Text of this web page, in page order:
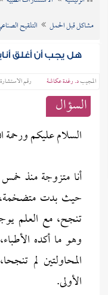
مشاكل قبل الحمل
التلقيح
هل يجب أن أغلق
المجيبد. رغدة عكاشة رقم
السؤال
السلام عليكم ورحمة
أنا متزوجة منذ
حيث بدت متضخمة،
وهو ما أكده
المحاولتين لم
الأولى.